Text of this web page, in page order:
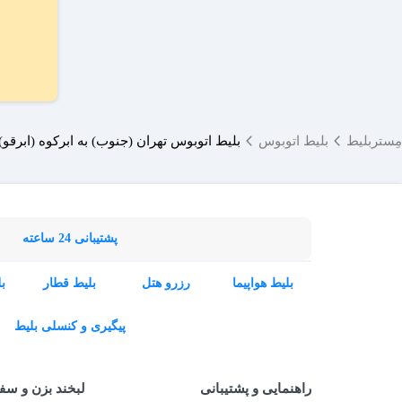
مِستربلیط بلیط اتوبوس بلیط اتوبوس تهران (جنوب) به ابرکوه
پشتیبانی 24 ساعته
بلیط هواپیما رزرو هتل بلیط قطار
پیگیری و کنسلی بلیط
راهنمایی و پشتیبانی لبخند بزن و